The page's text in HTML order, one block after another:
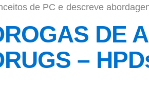
de PC e descreve
DE
–